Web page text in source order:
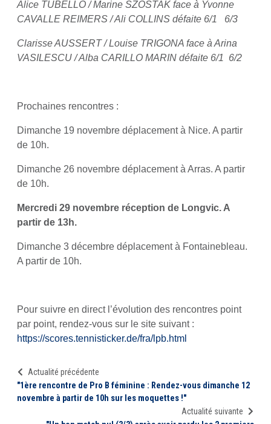
Alice TUBELLO / Marine SZOSTAK face à Yvonne
CAVALLE REIMERS / Ali COLLINS défaite 6/1 6/3
Clarisse AUSSERT / Louise TRIGONA face à Arina
VASILESCU / Alba CARILLO MARIN défaite 6/1 6/2
Prochaines rencontres :
Dimanche 19 novembre déplacement à Nice. A partir
de 10h.
Dimanche 26 novembre déplacement à Arras. A partir
de 10h.
Mercredi 29 novembre réception de Longvic. A
partir de 13h.
Dimanche 3 décembre déplacement à Fontainebleau.
A partir de 10h.
Pour suivre en direct l’évolution des rencontres point
par point, rendez-vous sur le site suivant :
https://scores.tennisticker.de/fra/lpb.html
Actualité précédente
"1ère rencontre de Pro B féminine : Rendez-vous dimanche 12
novembre à partir de 10h sur les moquettes !"
Actualité suivante